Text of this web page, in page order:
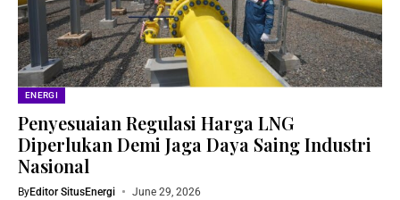
ENERGI
Penyesuaian Regulasi Harga LNG
Diperlukan Demi Jaga Daya Saing Industri
Nasional
ByEditor SitusEnergi June 29, 2026